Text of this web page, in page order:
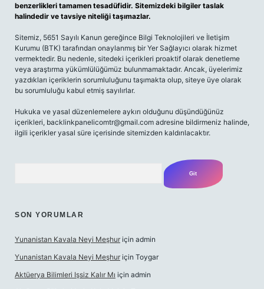
benzerlikleri tamamen tesadüfidir. Sitemizdeki bilgiler taslak
halindedir ve tavsiye niteliği taşımazlar.
Sitemiz, 5651 Sayılı Kanun gereğince Bilgi Teknolojileri ve İletişim
Kurumu (BTK) tarafından onaylanmış bir Yer Sağlayıcı olarak hizmet
vermektedir. Bu nedenle, sitedeki içerikleri proaktif olarak denetleme
veya araştırma yükümlülüğümüz bulunmamaktadır. Ancak, üyelerimiz
yazdıkları içeriklerin sorumluluğunu taşımakta olup, siteye üye olarak
bu sorumluluğu kabul etmiş sayılırlar.
Hukuka ve yasal düzenlemelere aykırı olduğunu düşündüğünüz
içerikleri, backlinkpanelicomtr@gmail.com adresine bildirmeniz halinde,
ilgili içerikler yasal süre içerisinde sitemizden kaldırılacaktır.
SON YORUMLAR
Yunanistan Kavala Neyi Meşhur için admin
Yunanistan Kavala Neyi Meşhur için Toygar
Aktüerya Bilimleri Işsiz Kalır Mı için admin